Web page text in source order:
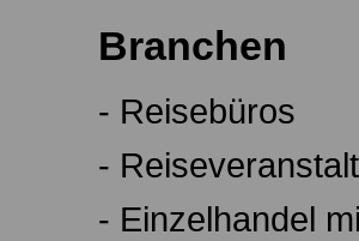
Branchen
- Reisebüros
-
- Einzelhandel